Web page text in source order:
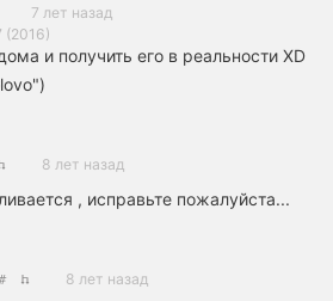
7 лет назад
(2016)
и получить его в реальности XD
8 лет назад
, исправьте пожалуйста...
8 лет назад